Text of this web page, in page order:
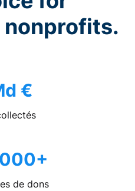
€
de dons